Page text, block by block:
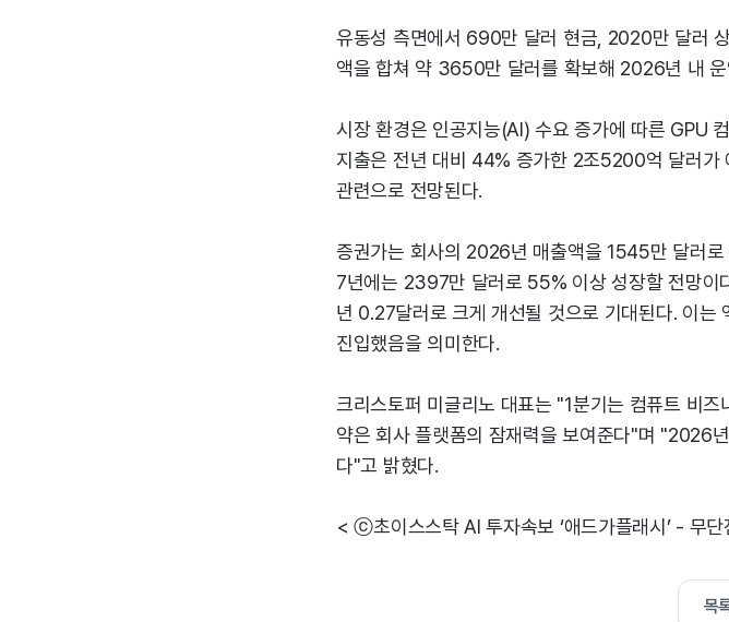
유동성 측면에서 690만 달러 현금, 2020만 달러
액을 합쳐 약 3650만 달러를 확보해 2026년 내
시장 환경은 인공지능(AI) 수요 증가에 따른 GPU
지출은 전년 대비 44% 증가한 2조5200억 달러가
관련으로 전망된다.
증권가는 회사의 2026년 매출액을 1545만 달러
7년에는 2397만 달러로 55% 이상 성장할 전망
년 0.27달러로 크게 개선될 것으로 기대된다. 이는
진입했음을 의미한다.
크리스토퍼 미글리노 대표는 "1분기는 컴퓨트 비
약은 회사 플랫폼의 잠재력을 보여준다"며 "2026
다"고 밝혔다.
< ⓒ초이스스탁 AI 투자속보 ‘애드가플래시’ - 무
목